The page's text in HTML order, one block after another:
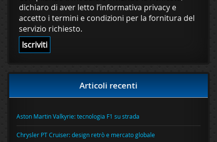
dichiaro di aver letto l’informativa privacy e
accetto i termini e condizioni per la fornitura del
servizio richiesto.
Articoli recenti
Aston Martin Valkyrie: tecnologia F1 su strada
Chrysler PT Cruiser: design retrò e mercato globale